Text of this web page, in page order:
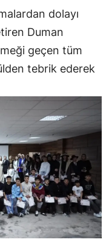
Tekirdağ
Tokat
Trabzon
Tunceli
Şanlıurfa
Uşak
Van
Yozgat
dolayı
Duman
geçen tüm
tebrik ederek